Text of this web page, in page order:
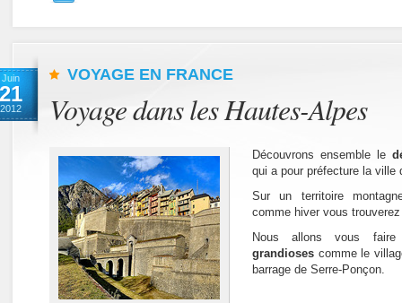
Juin
21
2012
VOYAGE EN FRANCE
Voyage dans les Hautes-Alpes
Découvrons ensemble le
qui a pour préfecture la ville
Sur un territoire
comme hiver vous
Nous allons vous
grandioses comme le
barrage de Serre-Ponçon.